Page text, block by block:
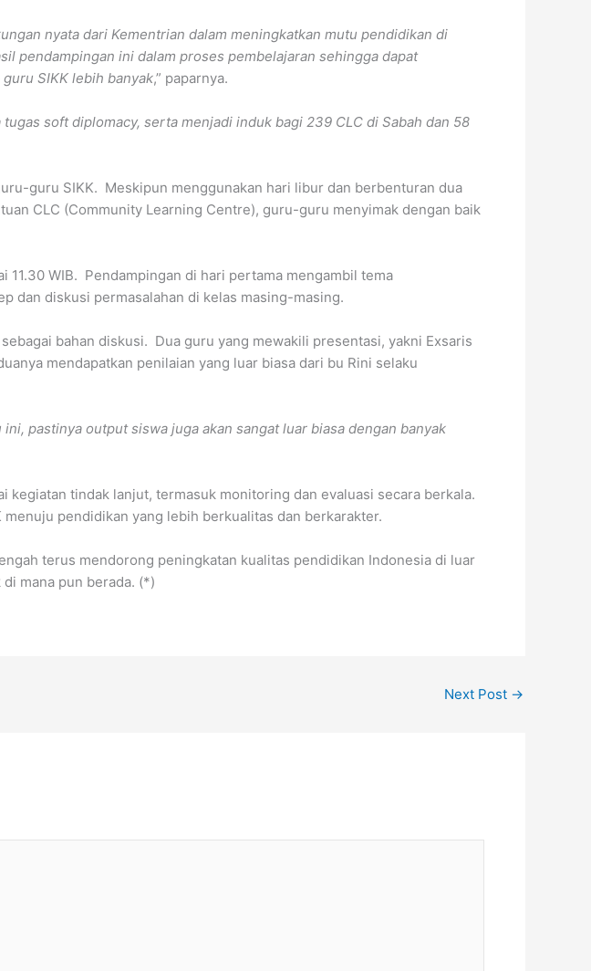
nyata dari Kementrian dalam meningkatkan mutu pendidikan di
pendampingan ini dalam proses pembelajaran sehingga dapat
SIKK lebih banyak,” paparnya.
soft diplomacy, serta menjadi induk bagi 239 CLC di Sabah dan 58
guru SIKK. Meskipun menggunakan hari libur dan berbenturan dua
CLC (Community Learning Centre), guru-guru menyimak dengan baik
WIB. Pendampingan di hari pertama mengambil tema
dan diskusi permasalahan di kelas masing-masing.
bahan diskusi. Dua guru yang mewakili presentasi, yakni Exsaris
mendapatkan penilaian yang luar biasa dari bu Rini selaku
pastinya output siswa juga akan sangat luar biasa dengan banyak
tindak lanjut, termasuk monitoring dan evaluasi secara berkala.
pendidikan yang lebih berkualitas dan berkarakter.
terus mendorong peningkatan kualitas pendidikan Indonesia di luar
mana pun berada. (*)
Next Post →